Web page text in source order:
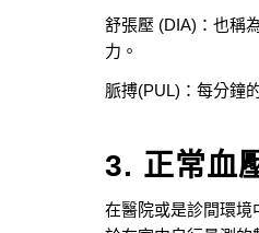
舒張壓 (DIA)：也稱
力。
脈搏(PUL)：每分鐘
3. 正常血
在醫院或是診間環境